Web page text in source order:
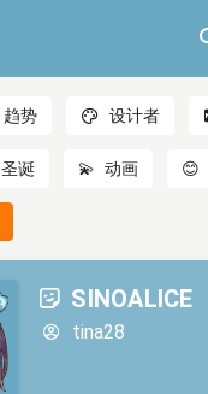
趋势 设计者
圣诞 💫 动画 😊
SINOALICE
tina28